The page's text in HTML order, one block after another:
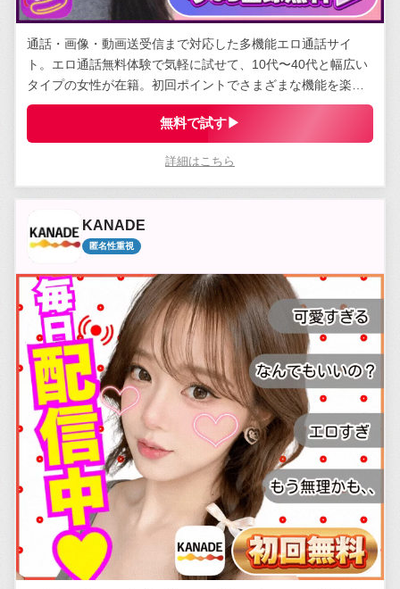
通話・画像・動画送受信まで対応した多機能エロ通話サイ
ト。エロ通話無料体験で気軽に試せて、10代〜40代と幅広い
タイプの女性が在籍。初回ポイントでさまざまな機能を楽し
める。
無料で試す▶
詳細はこちら
KANADE
匿名性重視